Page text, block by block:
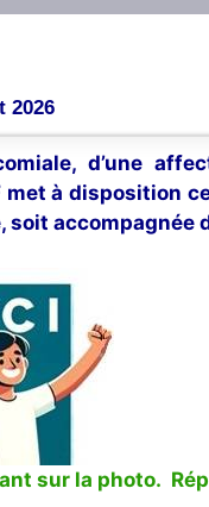
2026
d’une
met à disposition
accompagnée
sur la photo.